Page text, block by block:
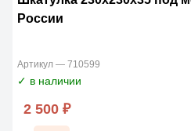
России
Артикул — 710599
✓ в наличии
2 500 ₽